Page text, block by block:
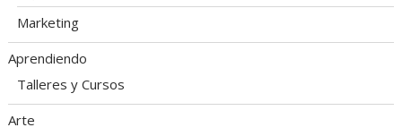
Marketing
Aprendiendo
Talleres y Cursos
Arte